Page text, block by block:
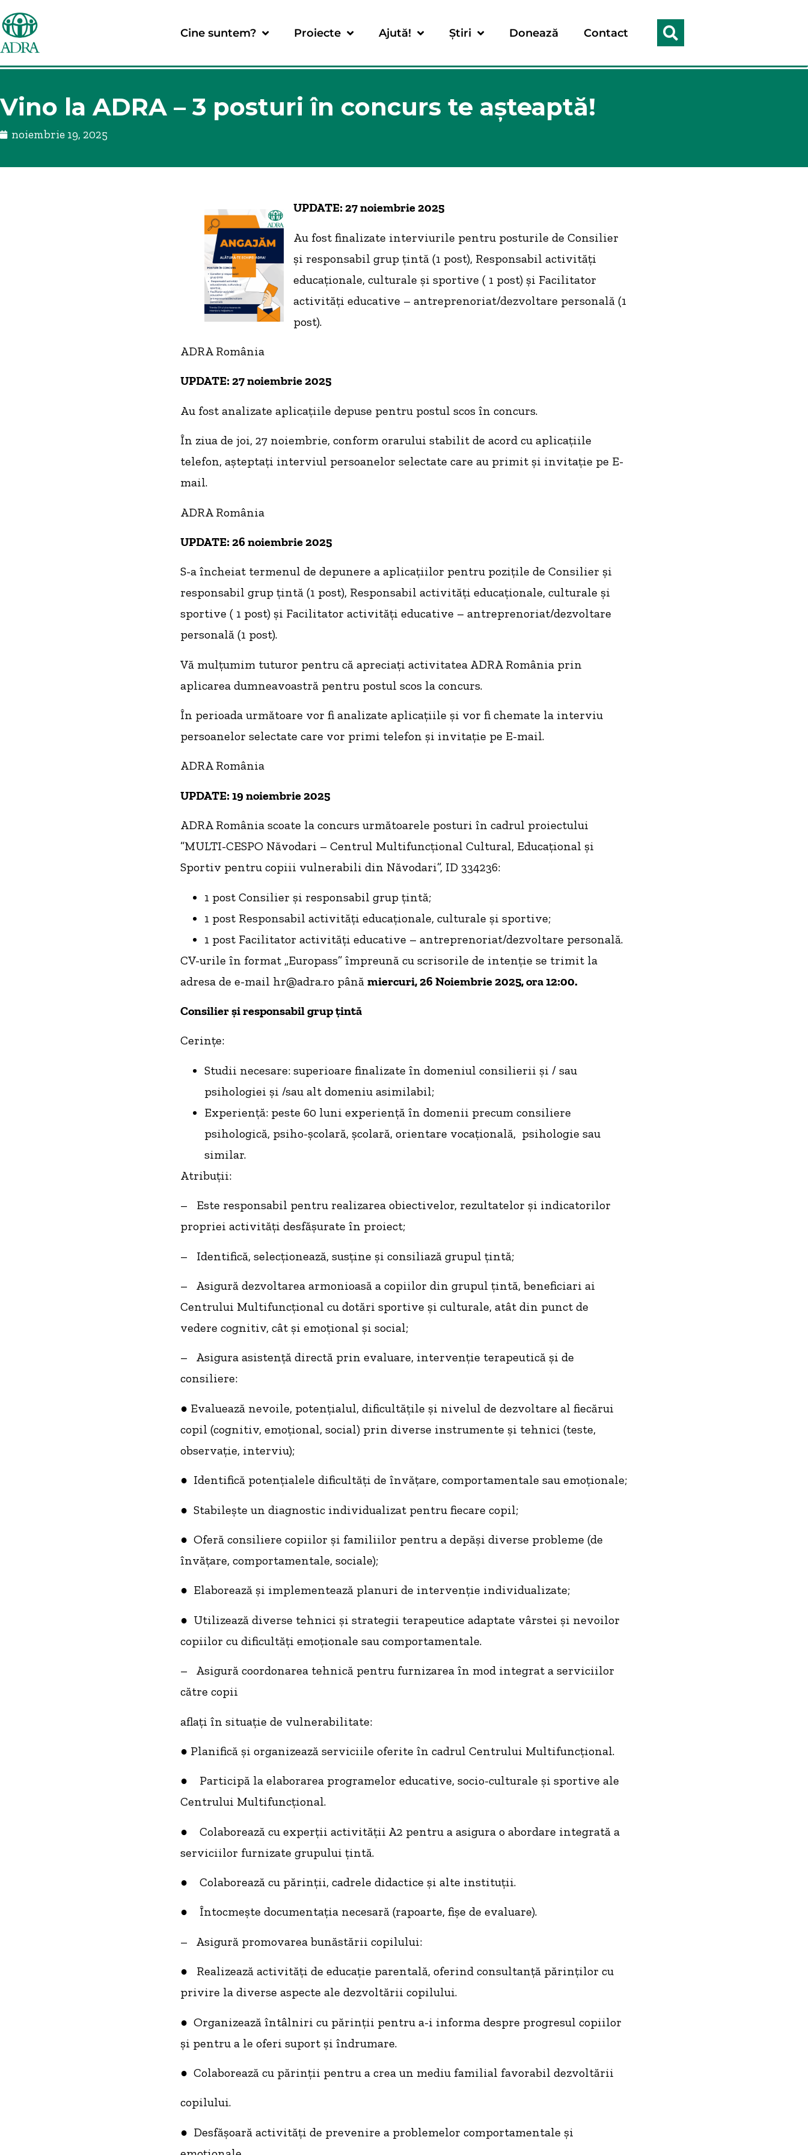
Cine suntem? Proiecte Ajută! Știri Donează Contact
Vino la ADRA – 3 posturi în concurs te așteaptă!
noiembrie 19, 2025
UPDATE: 27 noiembrie 2025
Au fost finalizate interviurile pentru posturile de Consilier
și responsabil grup țintă (1 post), Responsabil activități
educaționale, culturale și sportive ( 1 post) și Facilitator
activități educative – antreprenoriat/dezvoltare personală (1
post).
ADRA România
UPDATE: 27 noiembrie 2025
Au fost analizate aplicațiile depuse pentru postul scos în concurs.
În ziua de joi, 27 noiembrie, conform orarului stabilit de acord cu aplicațiile
telefon, așteptați interviul persoanelor selectate care au primit și invitație pe E-
mail.
ADRA România
UPDATE: 26 noiembrie 2025
S-a încheiat termenul de depunere a aplicațiilor pentru pozițile de Consilier și
responsabil grup țintă (1 post), Responsabil activități educaționale, culturale și
sportive ( 1 post) și Facilitator activități educative – antreprenoriat/dezvoltare
personală (1 post).
Vă mulțumim tuturor pentru că apreciați activitatea ADRA România prin
aplicarea dumneavoastră pentru postul scos la concurs.
În perioada următoare vor fi analizate aplicațiile și vor fi chemate la interviu
persoanelor selectate care vor primi telefon și invitație pe E-mail.
ADRA România
UPDATE: 19 noiembrie 2025
ADRA România scoate la concurs următoarele posturi în cadrul proiectului
”MULTI-CESPO Năvodari – Centrul Multifuncțional Cultural, Educațional și
Sportiv pentru copiii vulnerabili din Năvodari”, ID 334236:
1 post Consilier și responsabil grup țintă;
1 post Responsabil activități educaționale, culturale și sportive;
1 post Facilitator activități educative – antreprenoriat/dezvoltare personală.
CV-urile în format „Europass” împreună cu scrisorile de intenție se trimit la
adresa de e-mail hr@adra.ro până miercuri, 26 Noiembrie 2025, ora 12:00.
Consilier și responsabil grup țintă
Cerințe:
Studii necesare: superioare finalizate în domeniul consilierii și / sau
psihologiei și /sau alt domeniu asimilabil;
Experiență: peste 60 luni experiență în domenii precum consiliere
psihologică, psiho-școlară, școlară, orientare vocațională, psihologie sau
similar.
Atribuții:
– Este responsabil pentru realizarea obiectivelor, rezultatelor și indicatorilor
propriei activități desfășurate în proiect;
– Identifică, selecționează, susține și consiliază grupul țintă;
– Asigură dezvoltarea armonioasă a copiilor din grupul țintă, beneficiari ai
Centrului Multifuncțional cu dotări sportive și culturale, atât din punct de
vedere cognitiv, cât și emoțional și social;
– Asigura asistență directă prin evaluare, intervenție terapeutică și de
consiliere:
● Evaluează nevoile, potențialul, dificultățile și nivelul de dezvoltare al fiecărui
copil (cognitiv, emoțional, social) prin diverse instrumente și tehnici (teste,
observație, interviu);
● Identifică potențialele dificultăți de învățare, comportamentale sau emoționale;
● Stabilește un diagnostic individualizat pentru fiecare copil;
● Oferă consiliere copiilor și familiilor pentru a depăși diverse probleme (de
învățare, comportamentale, sociale);
● Elaborează și implementează planuri de intervenție individualizate;
● Utilizează diverse tehnici și strategii terapeutice adaptate vârstei și nevoilor
copiilor cu dificultăți emoționale sau comportamentale.
– Asigură coordonarea tehnică pentru furnizarea în mod integrat a serviciilor
către copii
aflați în situație de vulnerabilitate:
● Planifică și organizează serviciile oferite în cadrul Centrului Multifuncțional.
● Participă la elaborarea programelor educative, socio-culturale și sportive ale
Centrului Multifuncțional.
● Colaborează cu experții activității A2 pentru a asigura o abordare integrată a
serviciilor furnizate grupului țintă.
● Colaborează cu părinții, cadrele didactice și alte instituții.
● Întocmește documentația necesară (rapoarte, fișe de evaluare).
– Asigură promovarea bunăstării copilului:
● Realizează activități de educație parentală, oferind consultanță părinților cu
privire la diverse aspecte ale dezvoltării copilului.
● Organizează întâlniri cu părinții pentru a-i informa despre progresul copiilor
și pentru a le oferi suport și îndrumare.
● Colaborează cu părinții pentru a crea un mediu familial favorabil dezvoltării
copilului.
● Desfășoară activități de prevenire a problemelor comportamentale și